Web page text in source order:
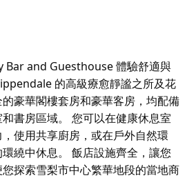
Bar and Guesthouse 體驗舒適與
的高級療愈靜謐之所及花
豪華閣樓套房和豪華客房，均配備
書房區域。 您可以在健康休息室
使用共享廚房，或在戶外自然環
繞中休息。 飯店設施齊全，讓您
探索雪梨市中心繁華地段的當地商